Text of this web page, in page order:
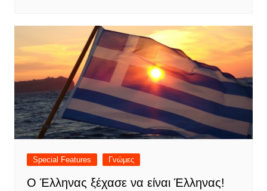
Special Features Γνώμες
Ο Έλληνας ξέχασε να είναι Έλληνας!